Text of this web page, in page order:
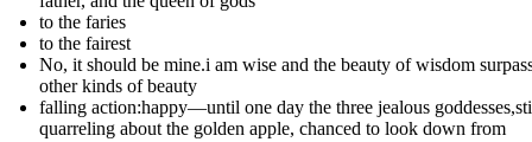
to the faries
to the fairest
No, it should be mine.i am wise and the beauty of wisdom
other kinds of beauty
falling action:happy—until one day the three jealous
quarreling about the golden apple, chanced to look down from